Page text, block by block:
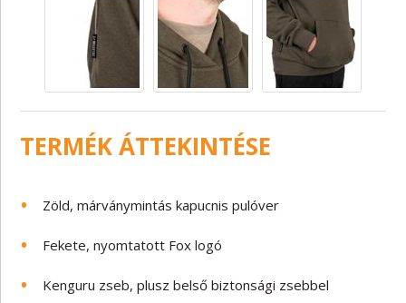
TERMÉK ÁTTEKINTÉSE
Zöld, márványmintás kapucnis pulóver
Fekete, nyomtatott Fox logó
Kenguru zseb, plusz belső biztonsági zsebbel